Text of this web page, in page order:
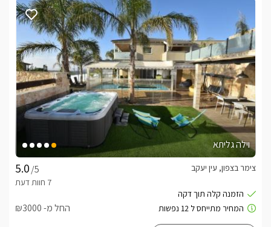
וילה גליתא
/5
צימר בצפון, עין יעקב
החל מ- ₪3000